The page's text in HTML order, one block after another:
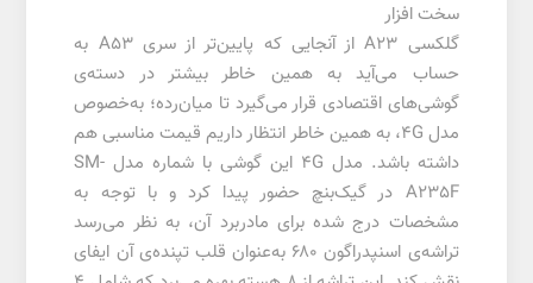
سخت افزار
گلکسی A23 از آنجایی که پایین‌تر از سری A53 به
حساب می‌آید به همین خاطر بیشتر در دسته‌ی
گوشی‌های اقتصادی قرار می‌گیرد تا میان‌رده؛ به‌خصوص
مدل ۴G، به همین خاطر انتظار داریم قیمت مناسبی هم
داشته باشد. مدل ۴G این گوشی با شماره مدل SM-
A235F در گیک‌بنچ حضور پیدا کرد و با توجه به
مشخصات درج شده برای مادربرد آن، به نظر می‌رسد
تراشه‌ی اسنپدراگون ۶۸۰ به‌عنوان قلب تپنده‌ی آن ایفای